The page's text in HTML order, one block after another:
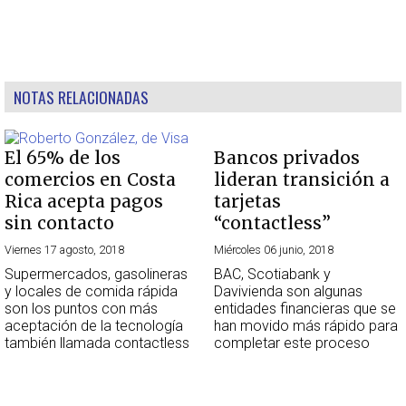
NOTAS RELACIONADAS
El 65% de los
comercios en Costa
Rica acepta pagos
sin contacto
Viernes 17 agosto, 2018
Supermercados, gasolineras
y locales de comida rápida
son los puntos con más
aceptación de la tecnología
también llamada contactless
Bancos privados
lideran transición a
tarjetas
“contactless”
Miércoles 06 junio, 2018
BAC, Scotiabank y
Davivienda son algunas
entidades financieras que se
han movido más rápido para
completar este proceso